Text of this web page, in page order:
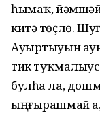
һымаҡ,
китә төҫлө.
Ауыртыуын
тик
булһа ла,
ыңғырашмай ҙа,